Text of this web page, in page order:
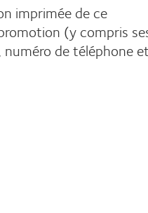
imprimée de ce
(y compris
de téléphone et